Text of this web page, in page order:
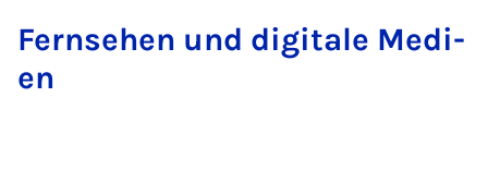
Fernse­hen und di­gitale Medi­
en